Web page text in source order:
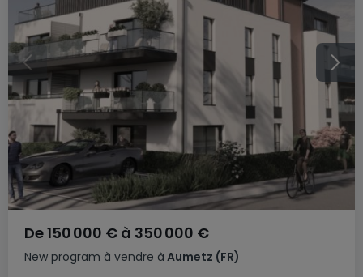
New program à vendre à Aumetz (FR)
De150 000 € à 350 000 €